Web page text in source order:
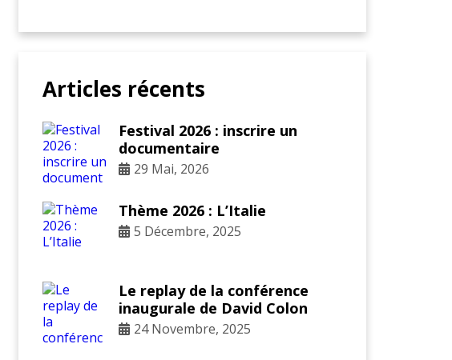
Articles récents
Festival 2026 : inscrire un
documentaire
29 Mai, 2026
Thème 2026 : L’Italie
5 Décembre, 2025
Le replay de la conférence
inaugurale de David Colon
24 Novembre, 2025